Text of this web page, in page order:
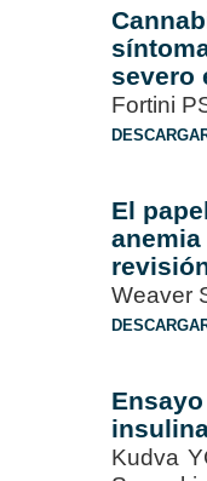
severo
Fortini
El
Weaver
Kudva